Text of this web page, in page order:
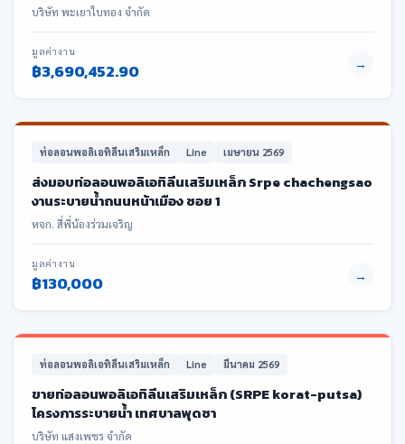
บริษัท พะเยาใบทอง จำกัด
มูลค่างาน
฿3,690,452.90 →
ท่อลอนพอลิเอทิลีนเสริมเหล็ก Line เมษายน 2569
ส่งมอบท่อลอนพอลิเอทิลีนเสริมเหล็ก Srpe chachengsao
งานระบายน้ำถนนหน้าเมือง ซอย 1
หจก. สี่พี่น้องร่วมเจริญ
มูลค่างาน
฿130,000 →
ท่อลอนพอลิเอทิลีนเสริมเหล็ก Line มีนาคม 2569
ขายท่อลอนพอลิเอทิลีนเสริมเหล็ก (SRPE korat-putsa)
โครงการระบายน้ำ เทศบาลพุดซา
บริษัท แสงเพชร จำกัด